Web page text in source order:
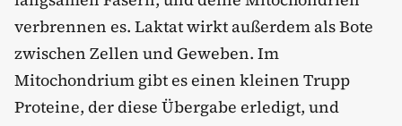
verbrennen es. Laktat wirkt außerdem als Bote
zwischen Zellen und Geweben. Im
Mitochondrium gibt es einen kleinen Trupp
Proteine, der diese Übergabe erledigt, und